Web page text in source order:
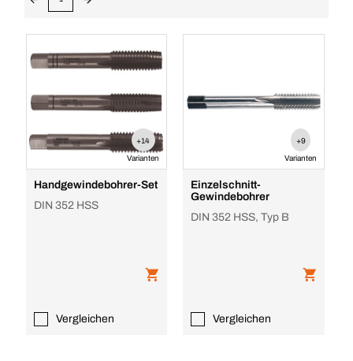
+14
Varianten
Handgewindebohrer-Set
DIN 352 HSS
Vergleichen
+9
Varianten
Einzelschnitt-
Gewindebohrer
DIN 352 HSS, Typ B
Vergleichen